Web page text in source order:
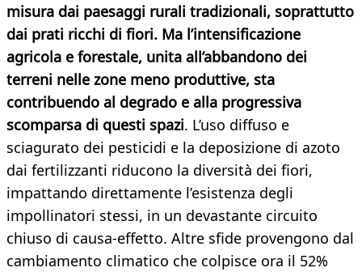
misura dai paesaggi rurali tradizionali, soprattutto
dai prati ricchi di fiori. Ma l’intensificazione
agricola e forestale, unita all’abbandono dei
terreni nelle zone meno produttive, sta
contribuendo al degrado e alla progressiva
scomparsa di questi spazi. L’uso diffuso e
sciagurato dei pesticidi e la deposizione di azoto
dai fertilizzanti riducono la diversità dei fiori,
impattando direttamente l’esistenza degli
impollinatori stessi, in un devastante circuito
chiuso di causa-effetto. Altre sfide provengono dal
cambiamento climatico che colpisce ora il 52%